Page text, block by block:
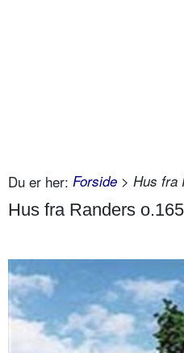
Du er her: Forside > Hus fra
Hus fra Randers